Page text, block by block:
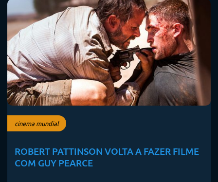
cinema mundial
ROBERT PATTINSON VOLTA A FAZER FILME
COM GUY PEARCE